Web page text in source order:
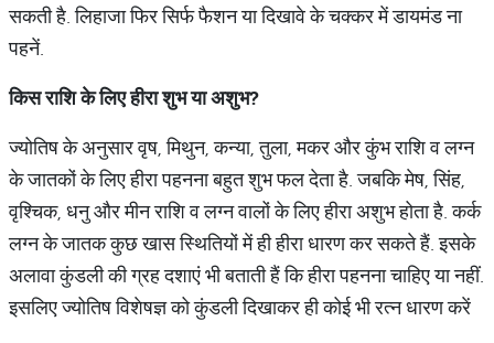
सकती है. लिहाजा फिर सिर्फ फैशन या दिखावे के चक्‍कर में डायमंड ना
पहनें.
किसराशिकेलिएहीराशुभयाअशुभ?
ज्‍योतिष के अनुसार वृष, मिथुन, कन्या, तुला, मकर और कुंभ राशि व लग्न
के जातकों के लिए हीरा पहनना बहुत शुभ फल देता है. जबकि मेष, सिंह,
वृश्चिक, धनु और मीन राशि व लग्न वालों के लिए हीरा अशुभ होता है. कर्क
लग्न के जातक कुछ खास स्थितियों में ही हीरा धारण कर सकते हैं. इसके
अलावा कुंडली की ग्रह दशाएं भी बताती हैं कि हीरा पहनना चाहिए या नहीं.
इसलिए ज्‍योतिष विशेषज्ञ को कुंडली दिखाकर ही कोई भी रत्‍न धारण करें